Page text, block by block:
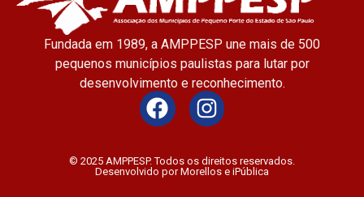
Fundada em 1989, a AMPPESP une mais de 500
pequenos municípios paulistas para lutar por
desenvolvimento e reconhecimento.
© 2025 AMPPESP. Todos os direitos reservados.
Desenvolvido por Morellos e iPública